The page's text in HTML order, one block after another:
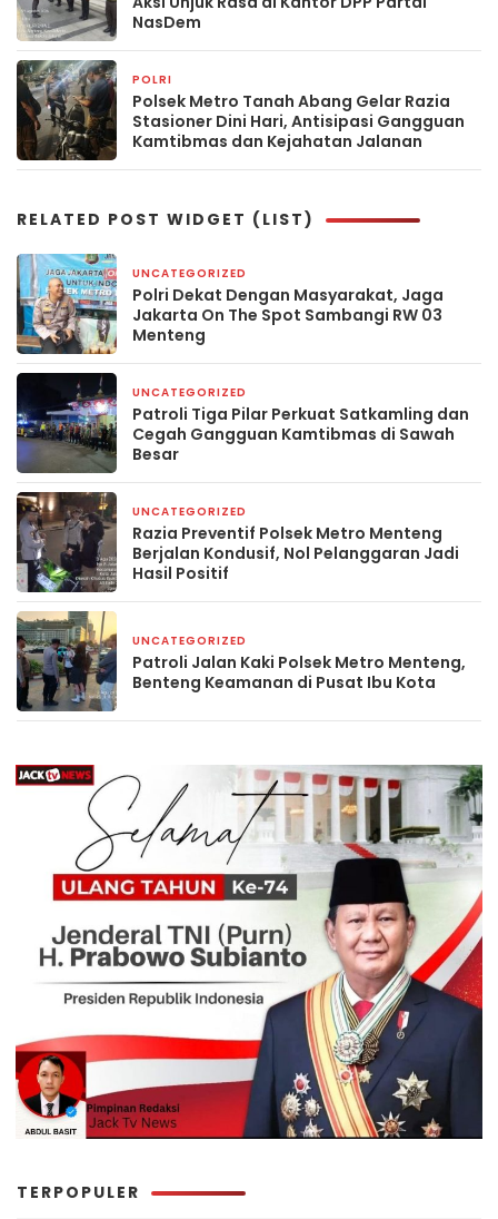
NasDem
POLRI
Polsek Metro Tanah Abang Gelar Razia
Stasioner Dini Hari, Antisipasi Gangguan
Kamtibmas dan Kejahatan Jalanan
RELATED POST WIDGET (LIST)
UNCATEGORIZED
Polri Dekat Dengan Masyarakat, Jaga
Jakarta On The Spot Sambangi RW 03
Menteng
UNCATEGORIZED
Patroli Tiga Pilar Perkuat Satkamling dan
Cegah Gangguan Kamtibmas di Sawah
Besar
UNCATEGORIZED
Razia Preventif Polsek Metro Menteng
Berjalan Kondusif, Nol Pelanggaran Jadi
Hasil Positif
UNCATEGORIZED
Patroli Jalan Kaki Polsek Metro Menteng,
Benteng Keamanan di Pusat Ibu Kota
TERPOPULER